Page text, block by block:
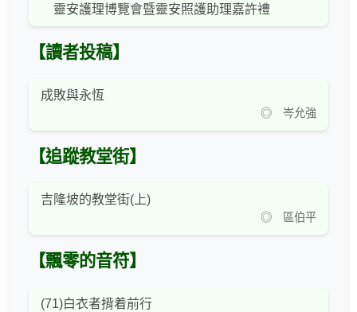
靈安護理博覽會暨靈安照護助理嘉許禮
【讀者投稿】
成敗與永恆
◎ 岑允強
【追蹤教堂街】
吉隆坡的教堂街(上)
◎ 區伯平
【飄零的音符】
(71)白衣者揹着前行